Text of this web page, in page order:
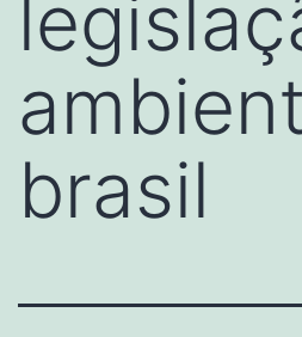
brasil